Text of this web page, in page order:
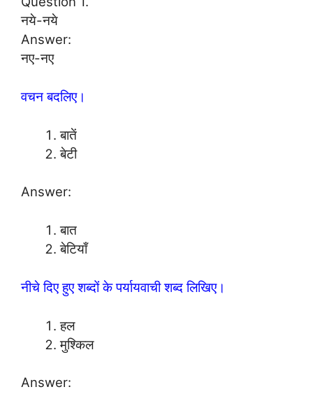
नये-नये
Answer:
नए-नए
वचन बदलिए।
बातें
बेटी
Answer:
बात
बेटियाँ
नीचे दिए हुए शब्दों के पर्यायवाची शब्द लिखिए।
हल
मुश्किल
Answer: